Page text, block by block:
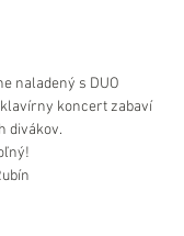
naladený s DUO
klavírny koncert zabaví
divákov.